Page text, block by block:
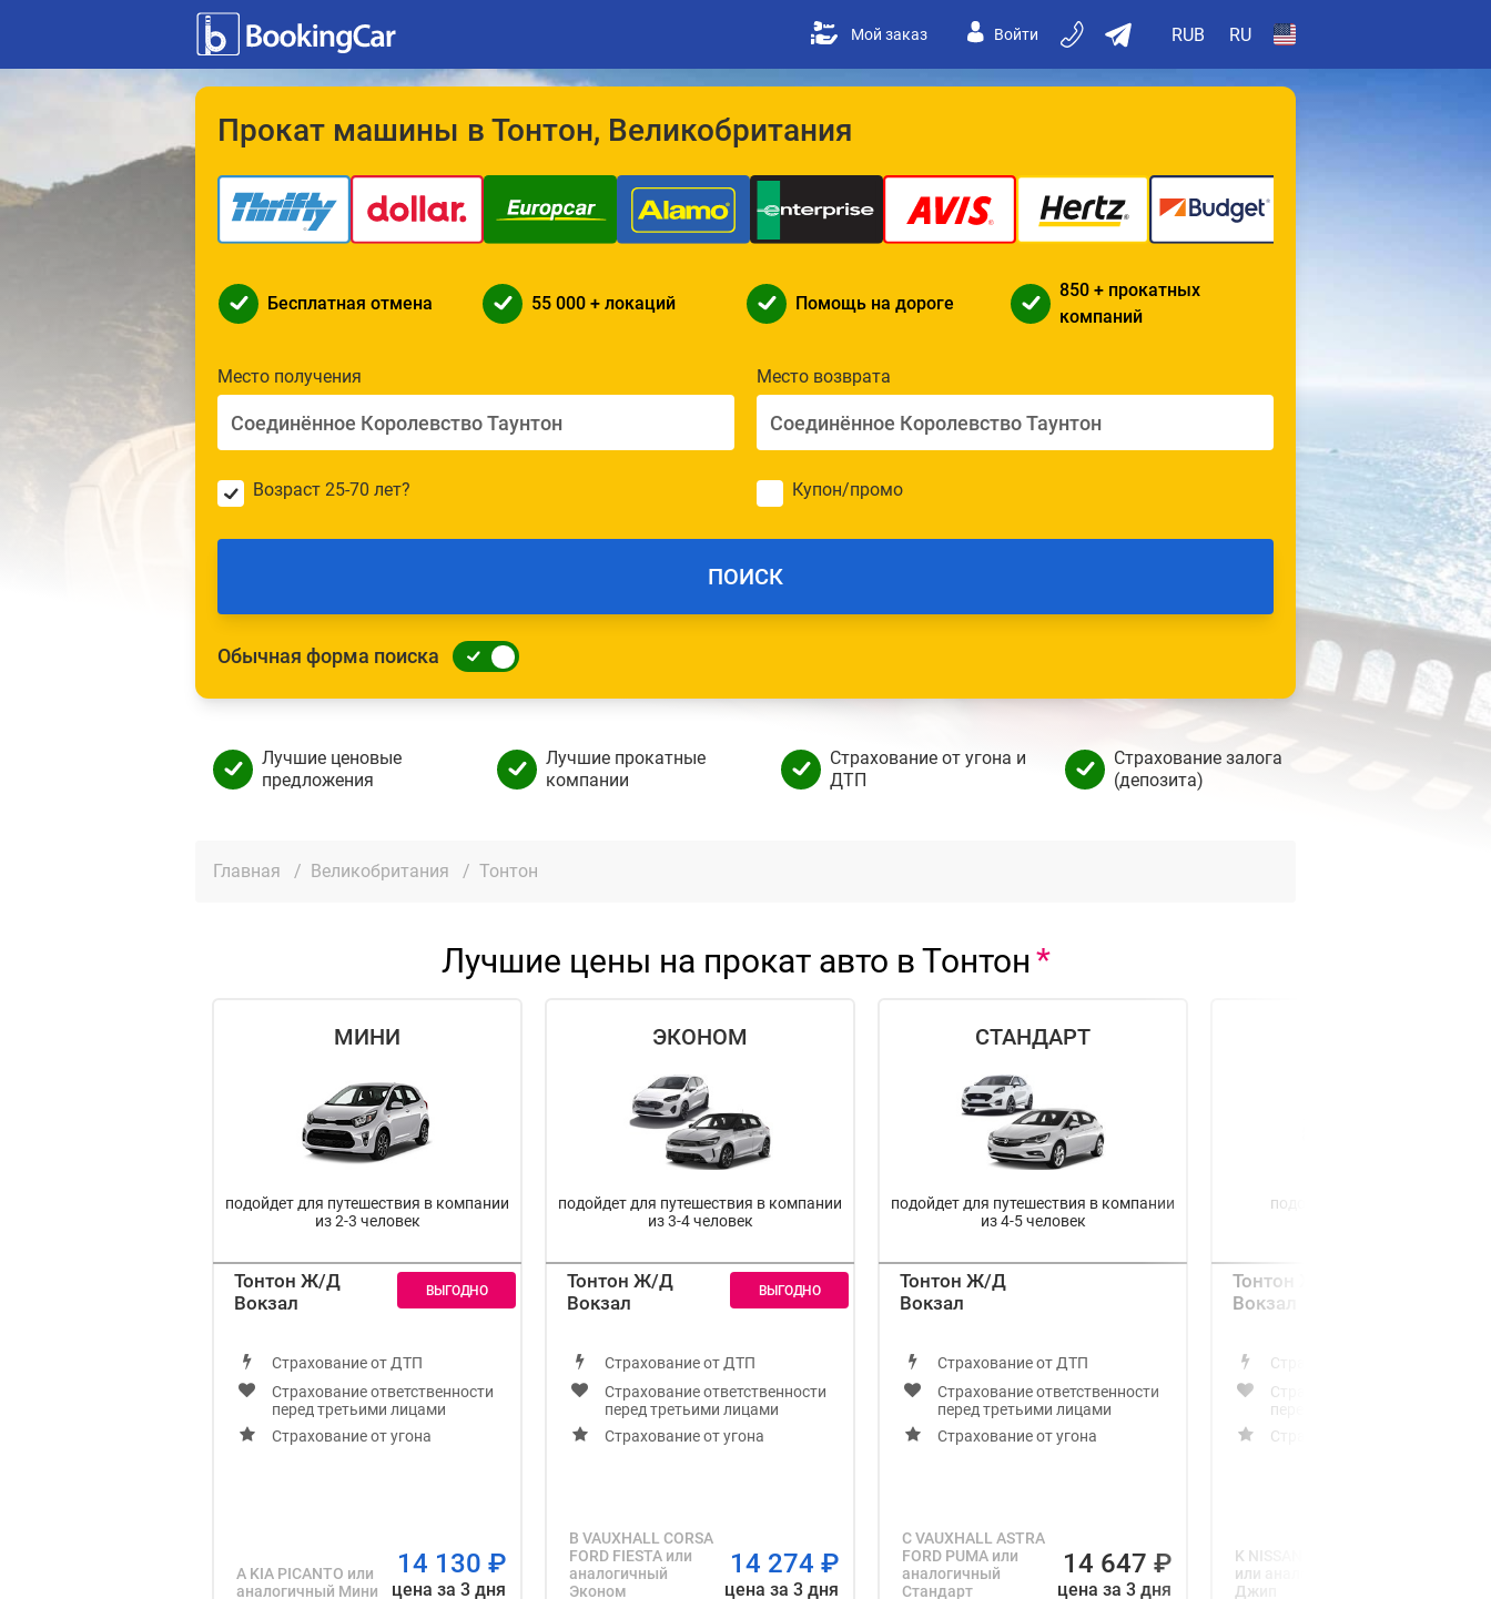
Мой заказ Войти RUB RU
Прокат машины в Тонтон, Великобритания
Бесплатная отмена 55 000 + локаций Помощь на дороге
850 + прокатных
компаний
Место получения Место возврата
Возраст 25-70 лет? Купон/промо
ПОИСК
Обычная форма поиска
Лучшие ценовые
предложения
Лучшие прокатные
компании
Страхование от угона и
ДТП
Страхование залога
(депозита)
Главная / Великобритания / Тонтон
Лучшие цены на прокат авто в Тонтон
МИНИ
подойдет для путешествия в компании
из 2-3 человек
Тонтон Ж/Д
Вокзал
Страхование от ДТП
Страхование ответственности
перед третьими лицами
Страхование от угона
A KIA PICANTO или
аналогичный Мини
14 130 ₽
цена за 3 дня
ЭКОНОМ
подойдет для путешествия в компании
из 3-4 человек
Тонтон Ж/Д
Вокзал
Страхование от ДТП
Страхование ответственности
перед третьими лицами
Страхование от угона
B VAUXHALL CORSA
FORD FIESTA или
аналогичный
Эконом
14 274 ₽
цена за 3 дня
СТАНДАРТ
подойдет для путешествия в компании
из 4-5 человек
Тонтон Ж/Д
Вокзал
Страхование от ДТП
Страхование ответственности
перед третьими лицами
Страхование от угона
C VAUXHALL ASTRA
FORD PUMA или
аналогичный
Стандарт
14 647 ₽
цена за 3 дня
подойдет для бездорожья
Тонтон Ж/Д
Вокзал
Страхование от ДТП
Страхование ответственности
перед третьими лицами
Страхование от угона
K NISSAN QASHQAI
или аналогичный
Джип